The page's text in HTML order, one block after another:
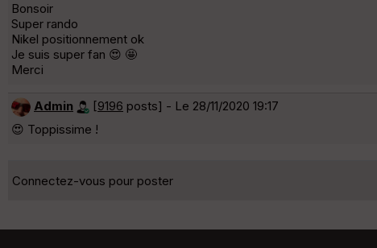
Bonsoir
Super rando
Nikel positionnement ok
Je suis super fan 😍 🤩
Merci
Admin [9196 posts] - Le 28/11/2020 19:17
😍 Toppissime !
Connectez-vous pour poster